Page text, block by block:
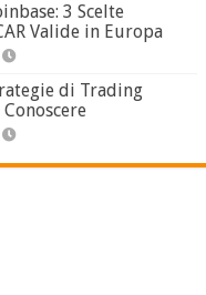
3 Scelte
Valide in Europa
di Trading